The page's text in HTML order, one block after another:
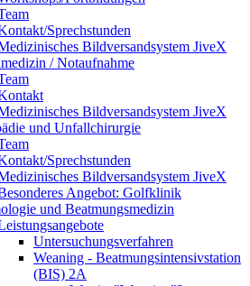
Sprechstunden
Bildversandsystem JiveX
/ Notaufnahme
Bildversandsystem JiveX
und Unfallchirurgie
Sprechstunden
Bildversandsystem JiveX
Angebot: Golfklinik
und Beatmungsmedizin
Untersuchungsverfahren
Weaning - Beatmungsintensivstation
(BIS) 2A